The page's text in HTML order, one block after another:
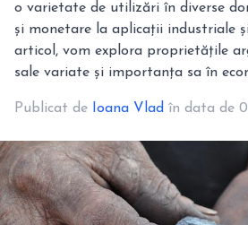
o varietate de utilizări în diverse
și monetare la aplicații industriale
articol, vom explora proprietățile
sale variate și importanța sa în
Publicat de Ioana Vlad în data de